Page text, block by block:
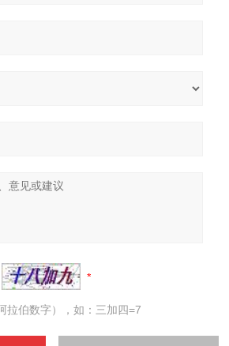
拉伯数字），如：三加四=7